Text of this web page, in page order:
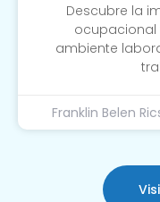
Descubre la
ocupacional
ambiente
Franklin Belen